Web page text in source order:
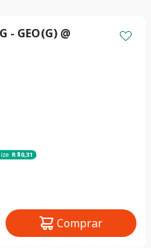
- GEO(G) @
R$0,31
Comprar